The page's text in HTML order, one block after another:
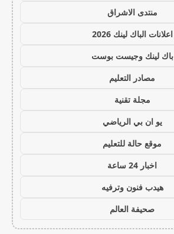
منتدى الاشراق
اعلانات الباك لينك 2026
باك لينك وجيست بوست
مصادر التعليم
مجلة تقنية
يو ان بي الرياضي
موقع حالة للتعليم
اخبار 24 ساعة
هيدب فنون وترفيه
صحيفة العالم